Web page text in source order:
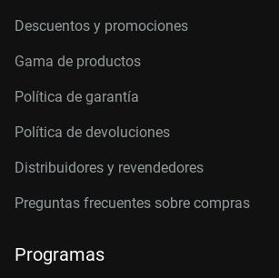
Descuentos y promociones
Gama de productos
Política de garantía
Política de devoluciones
Distribuidores y revendedores
Preguntas frecuentes sobre compras
Programas